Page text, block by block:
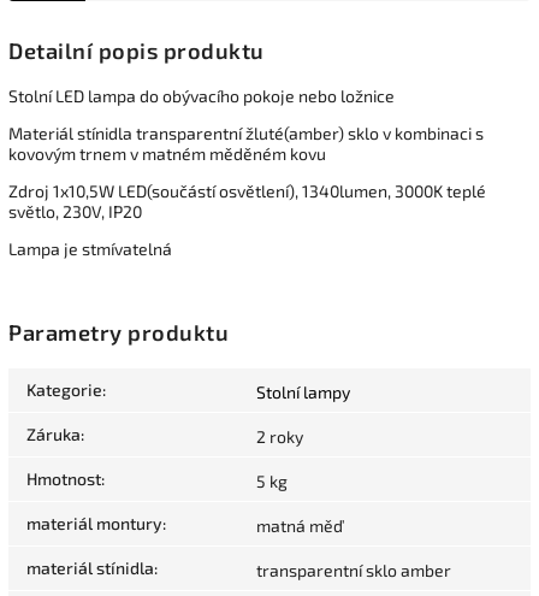
Detailní popis produktu
Stolní LED lampa do obývacího pokoje nebo ložnice
Materiál stínidla transparentní žluté(amber) sklo v kombinaci s
kovovým trnem v matném měděném kovu
Zdroj 1x10,5W LED(součástí osvětlení), 1340lumen, 3000K teplé
světlo, 230V, IP20
Lampa je stmívatelná
Parametry produktu
Kategorie: Stolní lampy
Záruka: 2 roky
Hmotnost: 5 kg
materiál montury: matná měď
materiál stínidla: transparentní sklo amber